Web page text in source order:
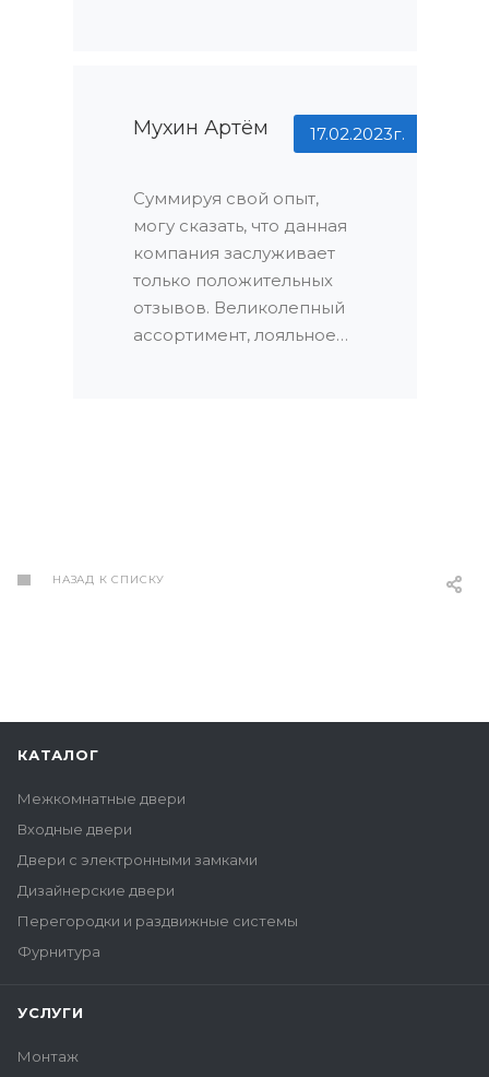
оперативность
сотрудников поразили
быстро наслаждаться
новой дверью.
Мухин Артём 17.02.2023г.
Суммируя свой опыт,
могу сказать, что данная
компания заслуживает
только положительных
отзывов. Великолепный
ассортимент, лояльное
друзьям и знакомым!
НАЗАД К СПИСКУ
КАТАЛОГ
Межкомнатные двери
Входные двери
Двери с электронными замками
Дизайнерские двери
Перегородки и раздвижные системы
Фурнитура
УСЛУГИ
Монтаж